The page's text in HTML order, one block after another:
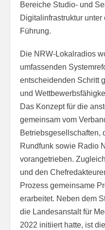
Bereiche Studio- und
Digitalinfrastruktur
Führung.
Die NRW-Lokalradios
umfassenden
entscheidenden Schritt
und
Das Konzept für die
gemeinsam vom
Betriebsgesellschaften,
Rundfunk sowie Radio
vorangetrieben.
und den
Prozess gemeinsame
erarbeitet. Neben dem
die Landesanstalt für
2022 initiiert hatte, ist